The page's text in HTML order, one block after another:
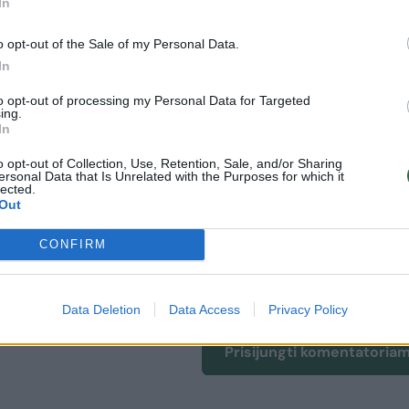
opt-out of the Sale of my Personal Data.
opt-out of processing my Personal Data for Targeted
opt-out of Collection, Use, Retention, Sale, and/or Sharing
Data that Is Unrelated with the Purposes for which it
CONFIRM
Data Deletion Data Access Privacy Policy
festivalis tęsis iki birželio 21-osios ir pakvies
Krzysztofas Pendereckis
vartotojai. Prisijunkite prie registruotų vartotojų
Prisijungti